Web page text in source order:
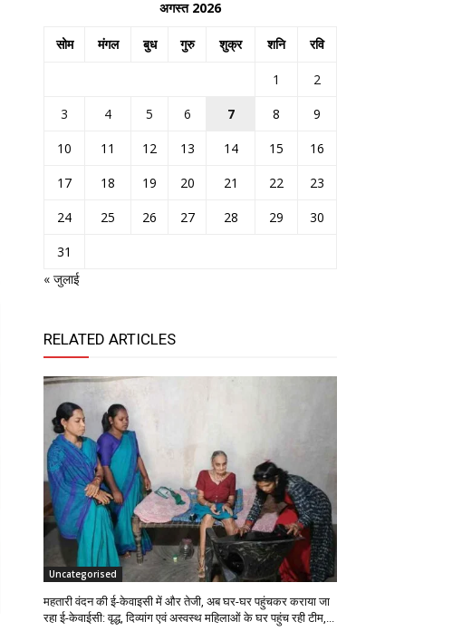
अगस्त 2026
सोम मंगल बुध गुरु शुक्र शनि रवि
1
2
3
4 5 6 7 8
9
10
11 12 13 14 15
16
17
18 19 20 21 22
23
24
25 26 27 28 29
30
31
« जुलाई
RELATED ARTICLES
Uncategorised
महतारी वंदन की ई-केवाइसी में और तेजी, अब घर-घर पहुंचकर कराया जा
रहा ई-केवाईसी: वृद्ध, दिव्यांग एवं अस्वस्थ महिलाओं के घर पहुंच रही टीम,...